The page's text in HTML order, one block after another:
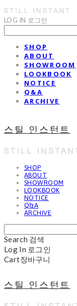
LOG IN 로그인
SHOP
ABOUT
SHOWROOM
LOOKBOOK
NOTICE
Q&A
ARCHIVE
스틸 인스턴트
SHOP
ABOUT
SHOWROOM
LOOKBOOK
NOTICE
Q&A
ARCHIVE
Search 검색
Log In 로그인
Cart장바구니
스틸 인스턴트